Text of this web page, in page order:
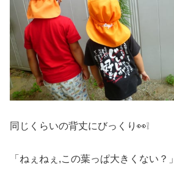
同じくらいの背丈にびっくり👀❕
「ねぇねぇ,この葉っぱ大きくない？」